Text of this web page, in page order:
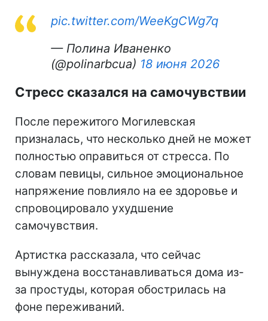
pic.twitter.com/WeeKgCWg7q
— Полина Иваненко
(@polinarbcua) 18 июня 2026
Стресс сказался на самочувствии
После пережитого Могилевская
призналась, что несколько дней не может
полностью оправиться от стресса. По
словам певицы, сильное эмоциональное
напряжение повлияло на ее здоровье и
спровоцировало ухудшение
самочувствия.
Артистка рассказала, что сейчас
вынуждена восстанавливаться дома из-
за простуды, которая обострилась на
фоне переживаний.